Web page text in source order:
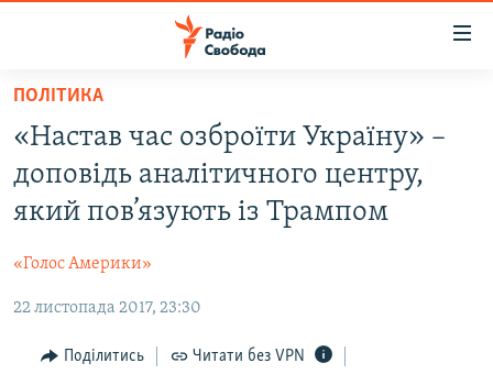
Перейти
основного
матеріалу
Перейти
до
основної
Перейти
пошуку
РАДІО СВОБОДА – 70 РОКІВ
СТАТТІ
ЕКОНОМІКА
СУСПІЛЬСТВО
КУЛЬТУРА
РОСІЙСЬКА «ФІЛЬТРАЦІЯ»
ДОНБАС.РЕАЛІЇ
КРИМ.РЕАЛІЇ
ПОЛІТИКА
«Настав час озброїти Україну» –
доповідь аналітичного центру,
який пов’язують із Трампом
«Голос Америки»
22 листопада 2017, 23:30
Поділитись Читати без VPN